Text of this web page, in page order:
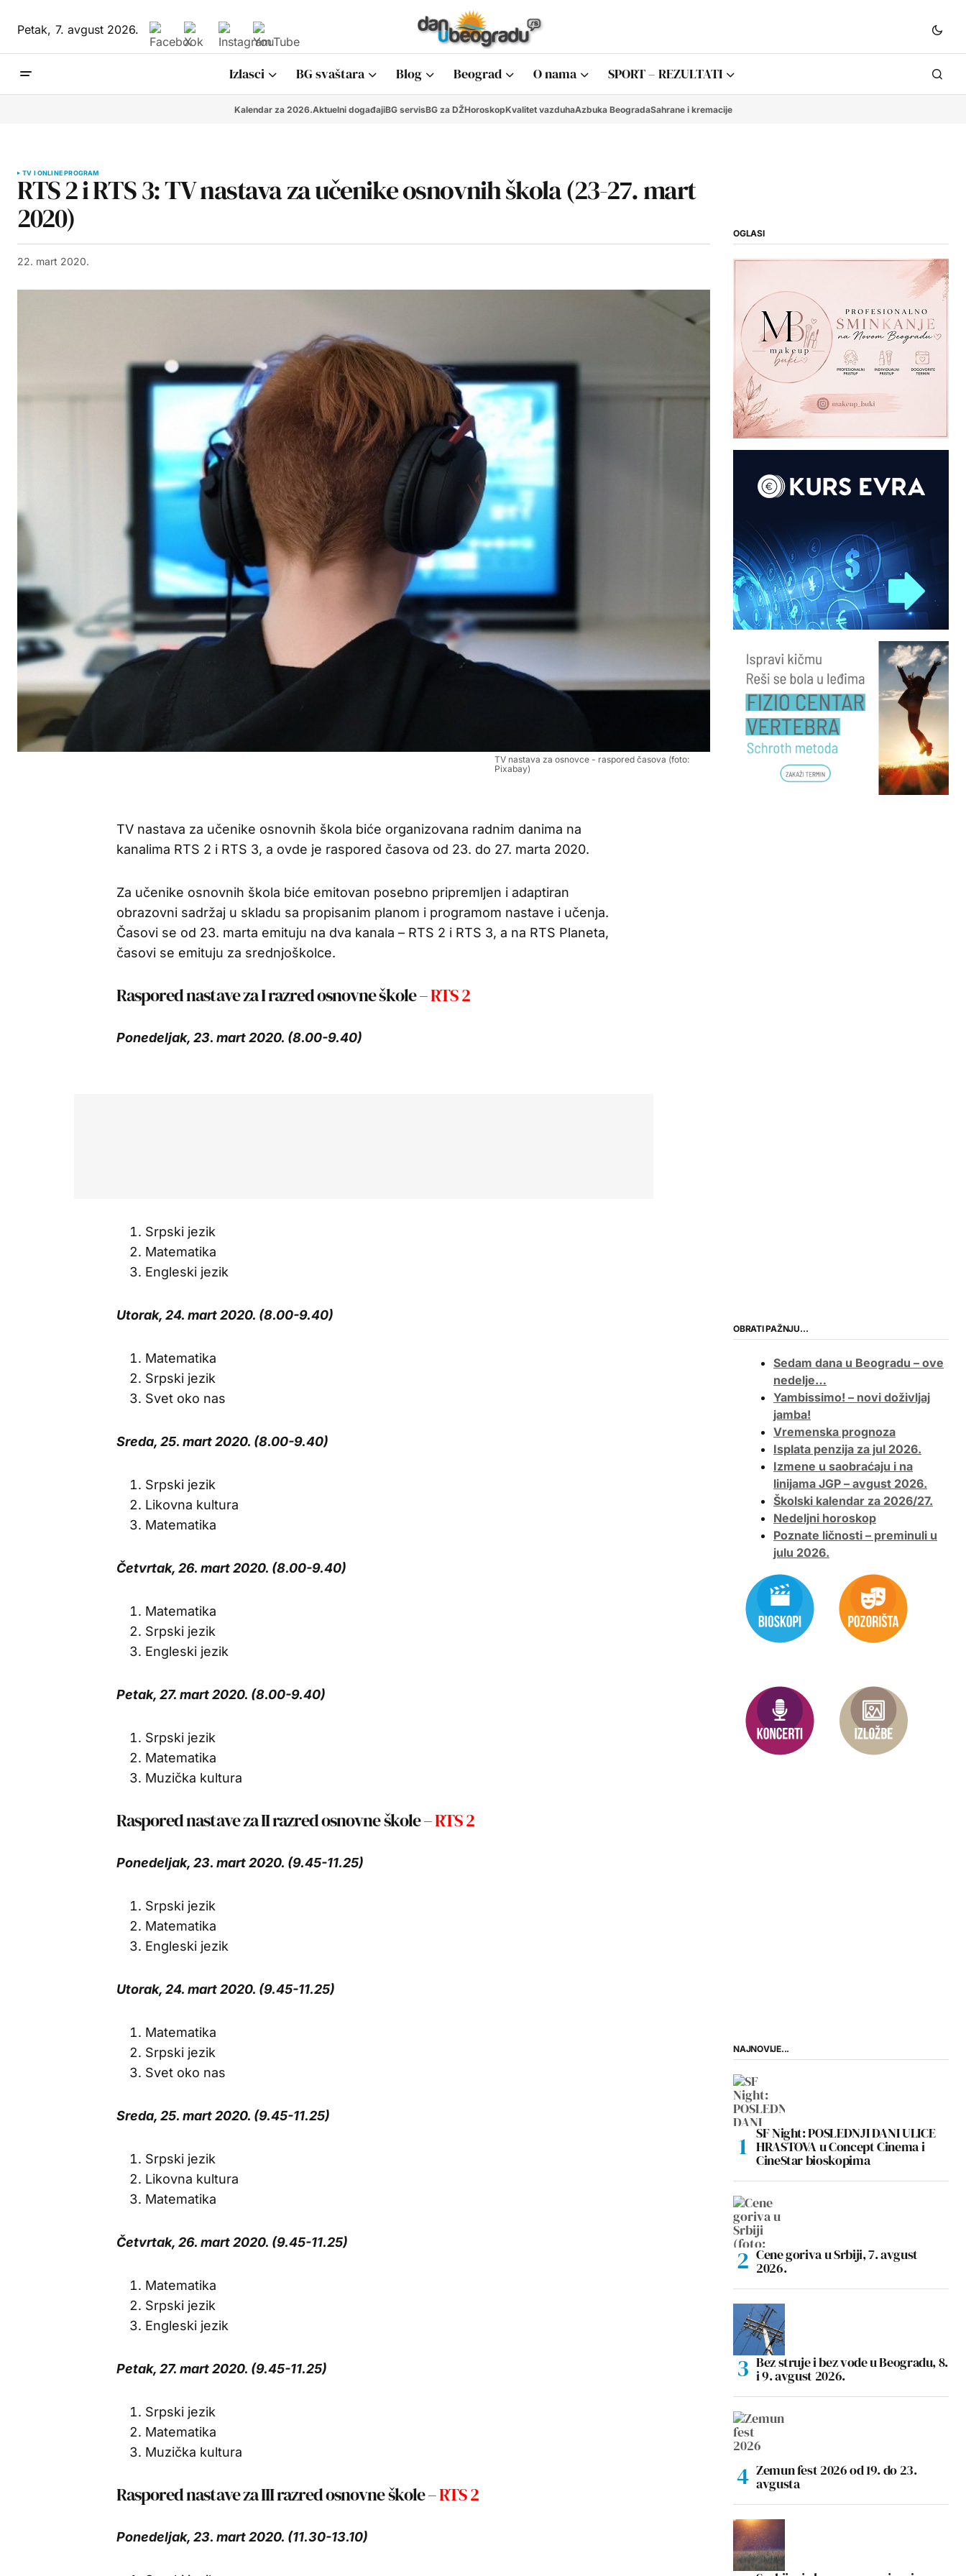
Petak,7. avgust 2026.
Izlasci BG svaštara Blog Beograd O nama SPORT – REZULTATI
Kalendar za 2026.Aktuelni događajiBG servisBG za DŽHoroskopKvalitet vazduhaAzbuka BeogradaSahrane i kremacije
TV I ONLINE PROGRAM
RTS 2 i RTS 3: TV nastava za učenike osnovnih škola (23-27. mart
2020)
22. mart 2020.
TV nastava za osnovce - raspored časova (foto:
Pixabay)
TV nastava za učenike osnovnih škola biće organizovana radnim danima na
kanalima RTS 2 i RTS 3, a ovde je raspored časova od 23. do 27. marta 2020.
Za učenike osnovnih škola biće emitovan posebno pripremljen i adaptiran
obrazovni sadržaj u skladu sa propisanim planom i programom nastave i učenja.
Časovi se od 23. marta emituju na dva kanala – RTS 2 i RTS 3, a na RTS Planeta,
časovi se emituju za srednjoškolce.
Raspored nastave za I razred osnovne škole –RTS 2
Ponedeljak, 23. mart 2020. (8.00-9.40)
Srpski jezik
Matematika
Engleski jezik
Utorak, 24. mart 2020. (8.00-9.40)
Matematika
Srpski jezik
Svet oko nas
Sreda, 25. mart 2020. (8.00-9.40)
Srpski jezik
Likovna kultura
Matematika
Četvrtak, 26. mart 2020. (8.00-9.40)
Matematika
Srpski jezik
Engleski jezik
Petak, 27. mart 2020. (8.00-9.40)
Srpski jezik
Matematika
Muzička kultura
Raspored nastave za II razred osnovne škole –RTS 2
Ponedeljak, 23. mart 2020. (9.45-11.25)
Srpski jezik
Matematika
Engleski jezik
Utorak, 24. mart 2020. (9.45-11.25)
Matematika
Srpski jezik
Svet oko nas
Sreda, 25. mart 2020. (9.45-11.25)
Srpski jezik
Likovna kultura
Matematika
Četvrtak, 26. mart 2020. (9.45-11.25)
Matematika
Srpski jezik
Engleski jezik
Petak, 27. mart 2020. (9.45-11.25)
Srpski jezik
Matematika
Muzička kultura
Raspored nastave za III razred osnovne škole –RTS 2
Ponedeljak, 23. mart 2020. (11.30-13.10)
OGLASI
OBRATI PAŽNJU…
Sedam dana u Beogradu – ove
nedelje…
Yambissimo! – novi doživljaj
jamba!
Vremenska prognoza
Isplata penzija za jul 2026.
Izmene u saobraćaju i na
linijama JGP – avgust 2026.
Školski kalendar za 2026/27.
Nedeljni horoskop
Poznate ličnosti – preminuli u
julu 2026.
NAJNOVIJE...
SF Night: POSLEDNJI DANI ULICE
HRASTOVA u Concept Cinema i
CineStar bioskopima
Cene goriva u Srbiji, 7. avgust
2026.
Bez struje i bez vode u Beogradu, 8.
i 9. avgust 2026.
Zemun fest 2026 od 19. do 23.
avgusta